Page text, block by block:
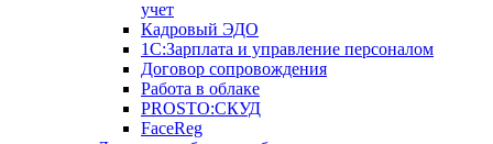
учет
Кадровый ЭДО
1С:Зарплата и управление персоналом
Договор сопровождения
Работа в облаке
PROSTO:СКУД
FaceReg